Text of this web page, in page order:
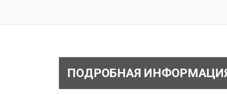
ПОДРОБНАЯ